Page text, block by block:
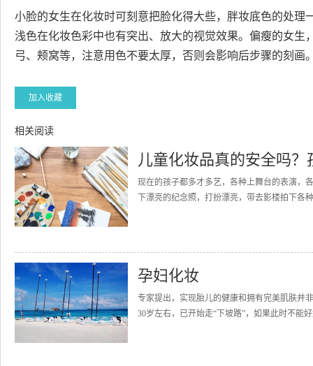
小脸的女生在化妆时可刻意把脸化得大些，胖妆底色的处
浅色在化妆色彩中也有突出、放大的视觉效果。偏瘦的女
弓、颊窝等，注意用色不要太厚，否则会影响后步骤的刻画
加入收藏
相关阅读
儿童化妆品真的安全吗
现在的孩子都多才多艺，各种上舞台的表演，
下漂亮的纪念照，打扮漂亮，带去影楼拍下各
孕妇化妆
专家提出，实现胎儿的健康和拥有完美肌肤并
30岁左右，已开始走“下坡路”，如果此时不能